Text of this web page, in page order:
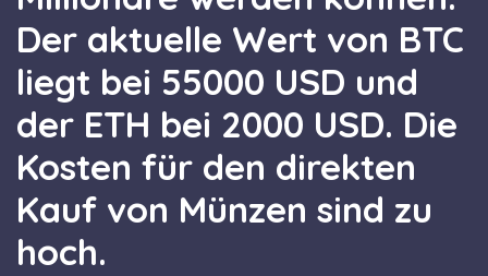
Der aktuelle Wert von BTC
liegt bei 55000 USD und
der ETH bei 2000 USD. Die
Kosten für den direkten
Kauf von Münzen sind zu
hoch.